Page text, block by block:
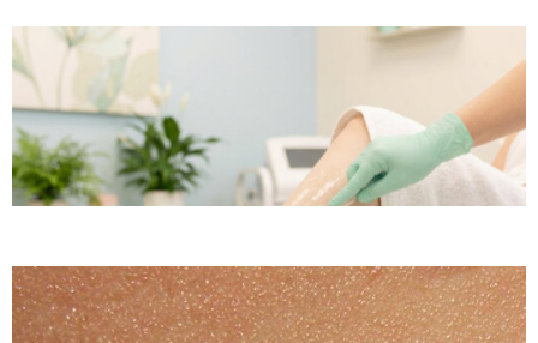
20.07.2026
Trądzik różowaty — co go wywołuje i co realnie